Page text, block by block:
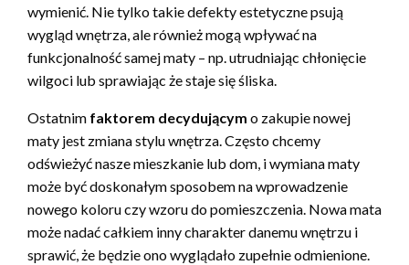
wymienić. Nie tylko takie defekty estetyczne psują
wygląd wnętrza, ale również mogą wpływać na
funkcjonalność samej maty – np. utrudniając chłonięcie
wilgoci lub sprawiając że staje się śliska.
Ostatnim faktorem decydującym o zakupie nowej
maty jest zmiana stylu wnętrza. Często chcemy
odświeżyć nasze mieszkanie lub dom, i wymiana maty
może być doskonałym sposobem na wprowadzenie
nowego koloru czy wzoru do pomieszczenia. Nowa mata
może nadać całkiem inny charakter danemu wnętrzu i
sprawić, że będzie ono wyglądało zupełnie odmienione.